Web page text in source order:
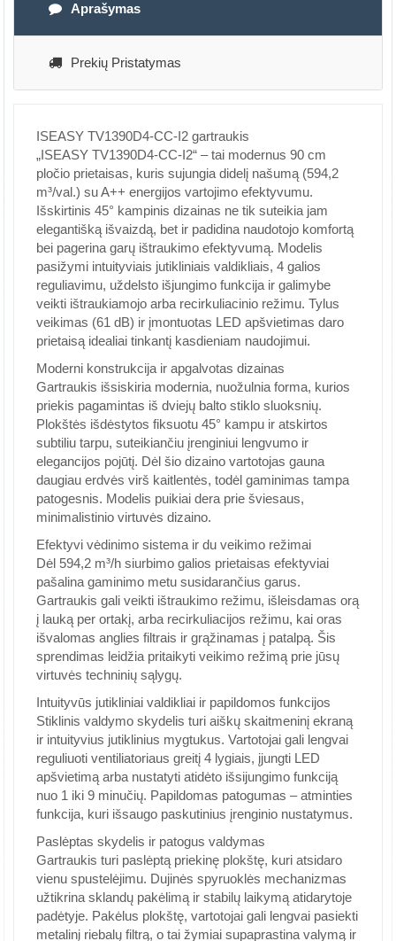
Aprašymas
Prekių Pristatymas
ISEASY TV1390D4-CC-I2 gartraukis
„ISEASY TV1390D4-CC-I2“ – tai modernus 90 cm
pločio prietaisas, kuris sujungia didelį našumą (594,2
m³/val.) su A++ energijos vartojimo efektyvumu.
Išskirtinis 45° kampinis dizainas ne tik suteikia jam
elegantišką išvaizdą, bet ir padidina naudotojo komfortą
bei pagerina garų ištraukimo efektyvumą. Modelis
pasižymi intuityviais jutikliniais valdikliais, 4 galios
reguliavimu, uždelsto išjungimo funkcija ir galimybe
veikti ištraukiamojo arba recirkuliacinio režimu. Tylus
veikimas (61 dB) ir įmontuotas LED apšvietimas daro
prietaisą idealiai tinkantį kasdieniam naudojimui.
Moderni konstrukcija ir apgalvotas dizainas
Gartraukis išsiskiria modernia, nuožulnia forma, kurios
priekis pagamintas iš dviejų balto stiklo sluoksnių.
Plokštės išdėstytos fiksuotu 45° kampu ir atskirtos
subtiliu tarpu, suteikiančiu įrenginiui lengvumo ir
elegancijos pojūtį. Dėl šio dizaino vartotojas gauna
daugiau erdvės virš kaitlentės, todėl gaminimas tampa
patogesnis. Modelis puikiai dera prie šviesaus,
minimalistinio virtuvės dizaino.
Efektyvi vėdinimo sistema ir du veikimo režimai
Dėl 594,2 m³/h siurbimo galios prietaisas efektyviai
pašalina gaminimo metu susidarančius garus.
Gartraukis gali veikti ištraukimo režimu, išleisdamas orą
į lauką per ortakį, arba recirkuliacijos režimu, kai oras
išvalomas anglies filtrais ir grąžinamas į patalpą. Šis
sprendimas leidžia pritaikyti veikimo režimą prie jūsų
virtuvės techninių sąlygų.
Intuityvūs jutikliniai valdikliai ir papildomos funkcijos
Stiklinis valdymo skydelis turi aiškų skaitmeninį ekraną
ir intuityvius jutiklinius mygtukus. Vartotojai gali lengvai
reguliuoti ventiliatoriaus greitį 4 lygiais, įjungti LED
apšvietimą arba nustatyti atidėto išsijungimo funkciją
nuo 1 iki 9 minučių. Papildomas patogumas – atminties
funkcija, kuri išsaugo paskutinius įrenginio nustatymus.
Paslėptas skydelis ir patogus valdymas
Gartraukis turi paslėptą priekinę plokštę, kuri atsidaro
vienu spustelėjimu. Dujinės spyruoklės mechanizmas
užtikrina sklandų pakėlimą ir stabilų laikymą atidarytoje
padėtyje. Pakėlus plokštę, vartotojai gali lengvai pasiekti
metalinį riebalų filtrą, o tai žymiai supaprastina valymą ir